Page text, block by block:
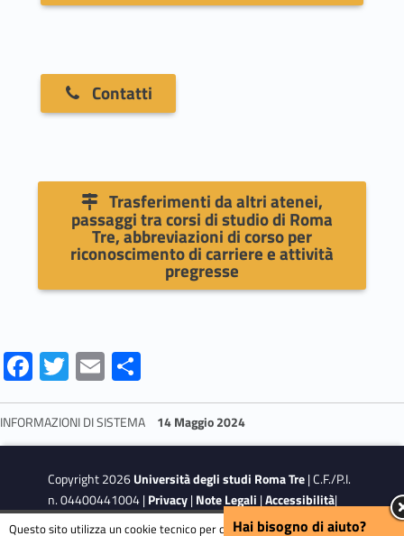
Contatti
Trasferimenti da altri atenei,
passaggi tra corsi di studio di Roma
Tre, abbreviazioni di corso per
riconoscimento di carriere e attività
pregresse
Fa
ce
b
o
k
T
w
itt
er
E
m
ai
l
h
ar
e
INFORMAZIONI DI SISTEMA 14 Maggio 2024
Skip back to navigation
Copyright 2026Università degli studi Roma Tre| C.F./P.I.
n. 04400441004 |Privacy|Note Legali |Accessibilità|
Obiettivi di accessibilità
Hai bisogno di aiuto?
Questo sito utilizza un cookie tecnico per consentire la corretta navigazione.